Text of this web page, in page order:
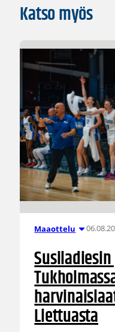
Katso myös
Maaottelu
Liettuasta